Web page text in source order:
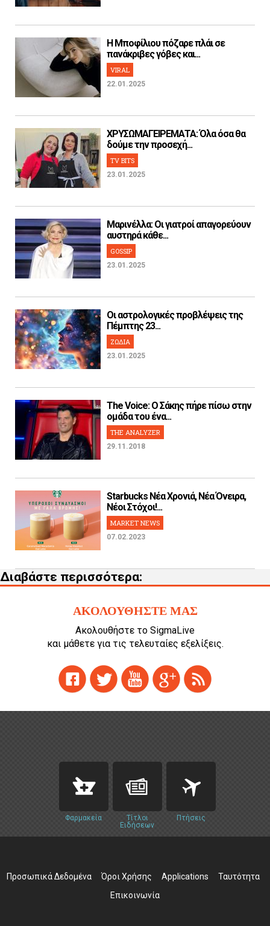
H Μποφίλιου πόζαρε πλάι σε
πανάκριβες γόβες και...
VIRAL
22.01.2025
ΧΡΥΣΩΜΑΓΕΙΡΕΜΑΤΑ: Όλα όσα θα
δούμε την προσεχή...
TV BITS
23.01.2025
Μαρινέλλα: Οι γιατροί απαγορεύουν
αυστηρά κάθε...
GOSSIP
23.01.2025
Οι αστρολογικές προβλέψεις της
Πέμπτης 23...
ΖΩΔΙΑ
23.01.2025
The Voice: Ο Σάκης πήρε πίσω στην
ομάδα του ένα...
THE ANALYZER
29.11.2018
Starbucks Νέα Χρονιά, Νέα Όνειρα,
Νέοι Στόχοι!...
MARKET NEWS
07.02.2023
Διαβάστε περισσότερα:
ΑΚΟΛΟΥΘΗΣΤΕ ΜΑΣ
Ακολουθήστε το SigmaLive
και μάθετε για τις τελευταίες εξελίξεις.
Φαρμακεία
Τίτλοι
Ειδήσεων
Πτήσεις
Προσωπικά Δεδομένα Όροι Χρήσης Applications
Ταυτότητα
Επικοινωνία